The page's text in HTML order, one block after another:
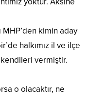
MHP’den kimin aday
halkımız il ve ilçe
kendileri vermiştir.
o olacaktır, ne